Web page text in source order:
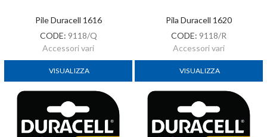
Pile Duracell 1616
CODE: 9118/Q
Accessori vari
VISUALIZZA
Pila Duracell 1620
CODE: 9118/R
Accessori vari
VISUALIZZA